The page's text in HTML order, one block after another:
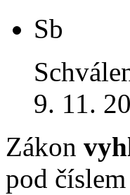
Sb
9. 11.
Zákon
pod číslem